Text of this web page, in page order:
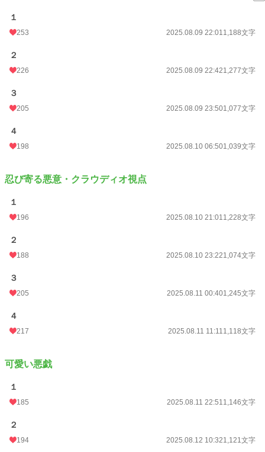
文字数
初回公開日時
初回完結日時
週間ポイント
１
253 2025.08.09 22:011,188文字
２
226 2025.08.09 22:421,277文字
３
205 2025.08.09 23:501,077文字
４
198 2025.08.10 06:501,039文字
忍び寄る悪意・クラウディオ視点
１
196 2025.08.10 21:011,228文字
２
188 2025.08.10 23:221,074文字
３
205 2025.08.11 00:401,245文字
４
217 2025.08.11 11:111,118文字
可愛い悪戯
１
185 2025.08.11 22:511,146文字
２
194 2025.08.12 10:321,121文字